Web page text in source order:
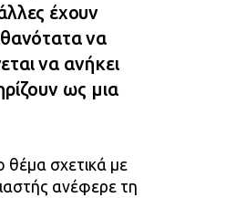
έχουν
να
να ανήκει
ως μια
θέμα σχετικά με
ανέφερε τη